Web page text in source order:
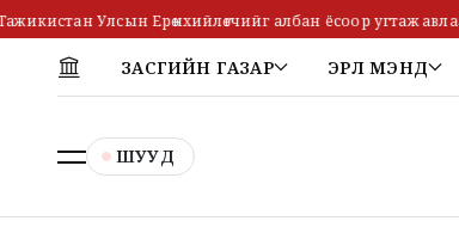
Улсын Ерөнхийлөгчийг албан ёсоор угтаж авлаа
ЗАСГИЙН ГАЗАР ЭРҮҮЛ МЭНД
ШУУД